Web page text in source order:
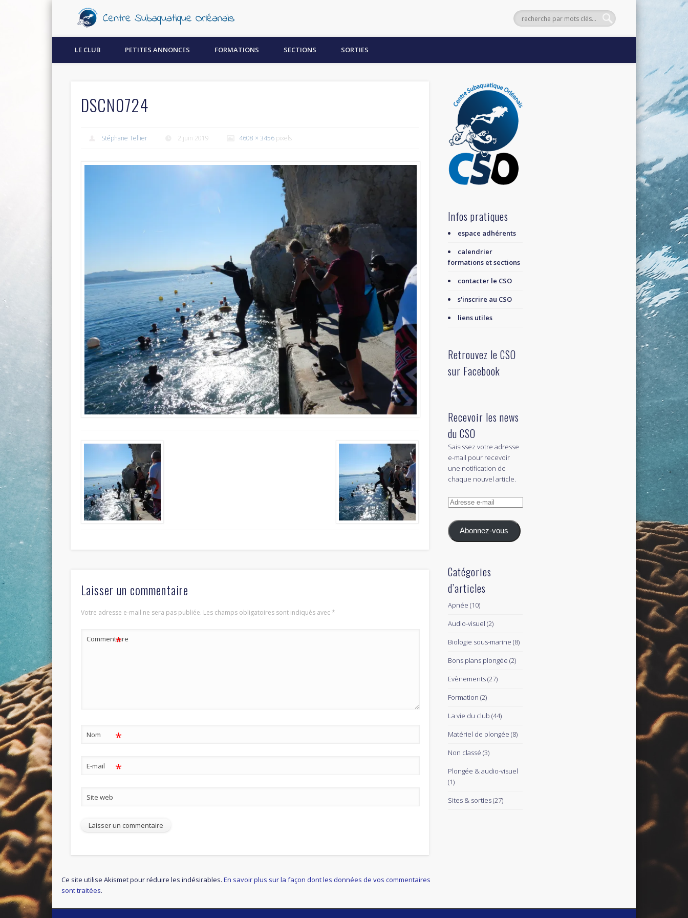
Découvrez la plongée sous-marine à Orléans !
LE CLUB PETITES ANNONCES FORMATIONS SECTIONS SORTIES
DSCN0724
Stéphane Tellier 2 juin 2019 4608 × 3456 pixels
Laisser un commentaire
Votre adresse e-mail ne sera pas publiée. Les champs obligatoires sont indiqués avec*
Commentaire
*
Nom *
E-mail *
Site web
Ce site utilise Akismet pour réduire les indésirables.En savoir plus sur la façon dont les données de vos commentaires
sont traitées.
Infos pratiques
espace adhérents
calendrier
formations et sections
contacter le CSO
s'inscrire au CSO
liens utiles
Retrouvez le CSO
sur Facebook
Recevoir les news
du CSO
Saisissez votre adresse
e-mail pour recevoir
une notification de
chaque nouvel article.
Adresse
mail
Abonnez-vous
Catégories
d’articles
Apnée (10)
Audio-visuel (2)
Biologie sous-marine (8)
Bons plans plongée (2)
Evènements(27)
Formation (2)
La vie du club (44)
Matériel de plongée (8)
Non classé (3)
Plongée & audio-visuel
(1)
Sites & sorties(27)